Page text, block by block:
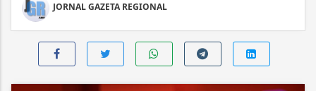
JORNAL GAZETA REGIONAL